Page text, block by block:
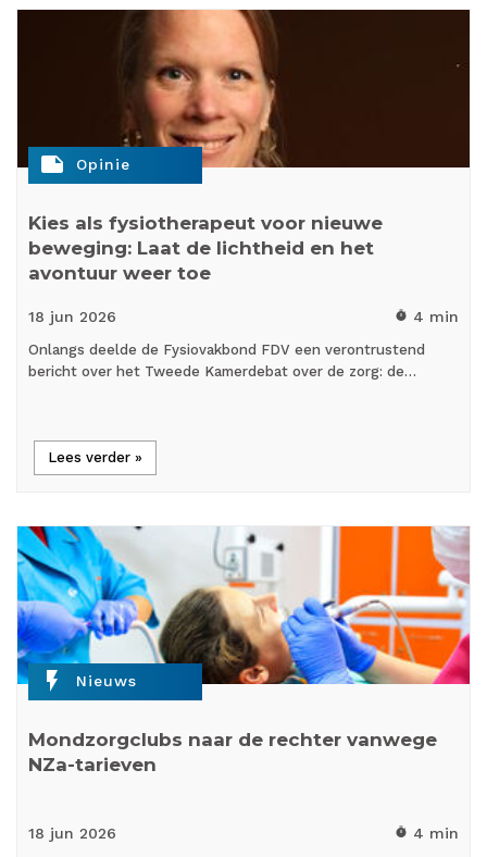
note Opinie
Kies als fysiotherapeut voor nieuwe
beweging: Laat de lichtheid en het
avontuur weer toe
18 jun 2026 timer 4 min
Onlangs deelde de Fysiovakbond FDV een verontrustend
bericht over het Tweede Kamerdebat over de zorg: de…
Lees verder »
flash_on Nieuws
Mondzorgclubs naar de rechter vanwege
NZa-tarieven
18 jun 2026 timer 4 min